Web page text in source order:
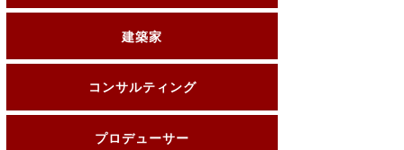
建築家
コンサルティング
プロデューサー